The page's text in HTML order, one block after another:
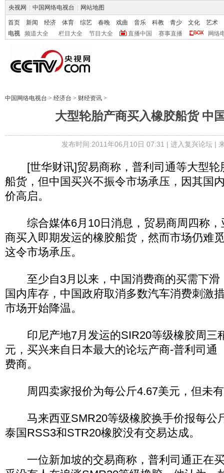
央视网 中国网络电视台 网站地图
首页 新闻 经济 体育 综艺 春晚 戏曲 音乐 科教 青少 文化
艺术
电视
频道大全 栏目大全 节目大全 直播中国 赛事直播 网络
中国网络电视台 > 经济台 > 财经资讯 >
大型轮胎产商买入橡胶船货 中
发布时间:2011年06月10日 07:31 | 进入复兴论坛|
[世华财讯]贸易商称，普利司通等大型轮
船货，但中国买兴不振令市场承压，因其国
价高启。
综合媒体6月10日消息，贸易商周四称，
商买入即期发运的橡胶船货，然而市场仍难
这令市场承压。
至少自3月以来，中国消费商的买需下滑
国内库存，中国政府取消多数汽车消费刺激
市场开始降温。
印尼产地7月发运的SIR20等级橡胶周三
元，买兴来自日本最大的论坛产商-普利司通
费商。
周四卖家报价为每公斤4.67美元，但未
马来西亚SMR20等级橡胶换手价报每公
泰国RSS3和STR20橡胶没有交易达成。
一位新加坡的交易商称，普利司通正在